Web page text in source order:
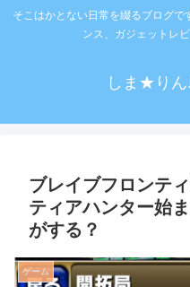
そこはかとない日常を綴るブログ
ンス、ガジェットレ
しま★りん
ブレイブフロンテ
ティアハンター始
がする？
ゲーム